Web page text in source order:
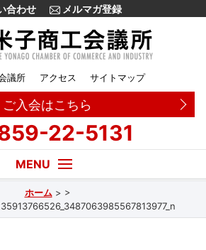
合わせ メルマガ登録
議所 アクセス サイトマップ
ご入会はこちら
22-5131
ホーム > >